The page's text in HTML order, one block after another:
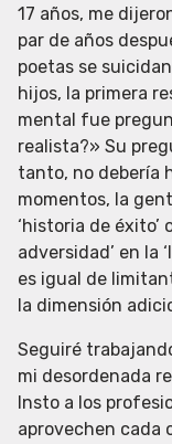
17 años, me
par de años
poetas se
hijos, la primera
mental fue
realista?» Su
tanto, no debería
momentos, la
‘historia de
adversidad’ en la
es igual de
la dimensión
Seguiré
mi desordenada
Insto a los
aprovechen cada